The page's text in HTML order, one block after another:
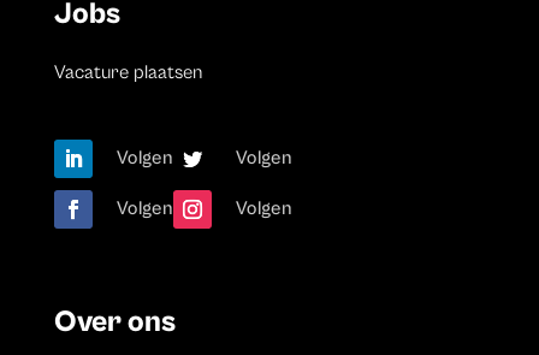
Jobs
Vacature plaatsen
Volgen Volgen
Volgen Volgen
Over ons